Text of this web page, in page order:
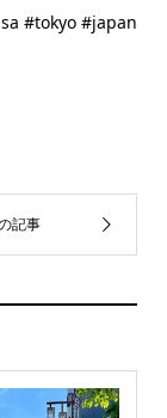
#tokyo #japan